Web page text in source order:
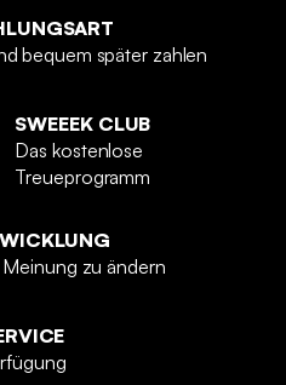
bequem später zahlen
SWEEEK CLUB
Das kostenlose
Treueprogramm
zu ändern